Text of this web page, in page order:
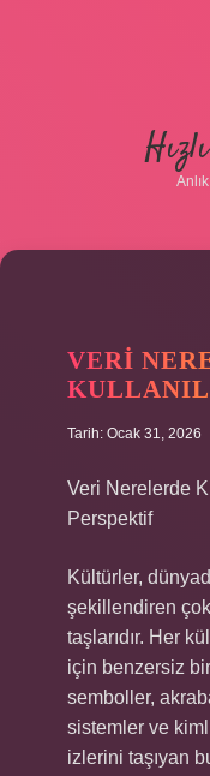
VERI
Tarih: Ocak 31, 2026
Veri Nerelerde
Perspektif
Kültürler,
şekillendiren
taşlarıdır. Her
için benzersiz
semboller,
sistemler ve
izlerini taşıyan